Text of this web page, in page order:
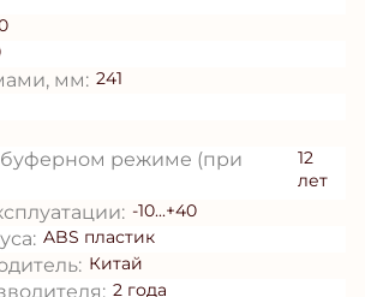
мм: 241
режиме (при
12
лет
-10...+40
ABS пластик
Китай
2 года